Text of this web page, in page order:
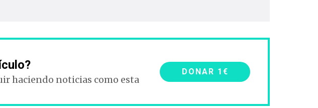
haciendo noticias como esta
DONAR 1€